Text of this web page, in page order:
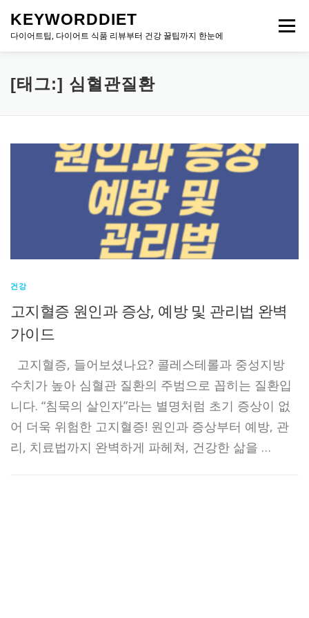
KEYWORDDIET
다이어트팁, 다이어트 식품 리뷰부터 건강 꿀팁까지 한눈에
메뉴
[태그:] 심혈관질환
건강
고지혈증 원인과 증상, 예방 및 관리법 완벽
가이드
고지혈증, 들어보셨나요? 콜레스테롤과 중성지방
수치가 높아 심혈관 질환의 주범으로 꼽히는 질환입
니다. “침묵의 살인자”라는 별명처럼 초기 증상이 없
어 더욱 위험한 고지혈증! 원인과 증상부터 예방, 관
리, 치료법까지 완벽하게 파헤쳐, 건강한 삶을 …